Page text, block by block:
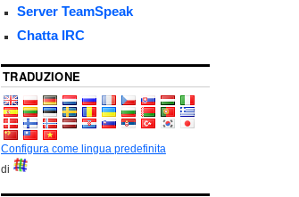
Server TeamSpeak
Chatta IRC
TRADUZIONE
Configura come lingua predefinita
di